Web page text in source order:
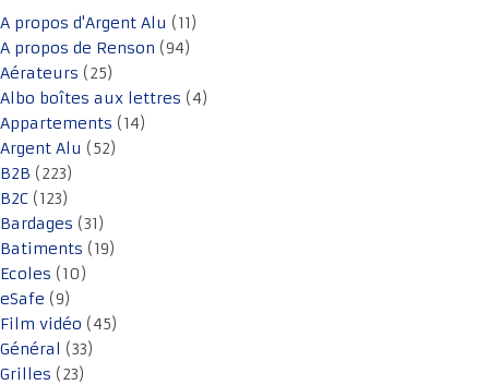
A propos d'Argent Alu (11)
A propos de Renson (94)
Aérateurs (25)
Albo boîtes aux lettres (4)
Appartements (14)
Argent Alu (52)
B2B (223)
B2C (123)
Bardages (31)
Batiments (19)
Ecoles (10)
eSafe (9)
Film vidéo (45)
Général (33)
Grilles (23)